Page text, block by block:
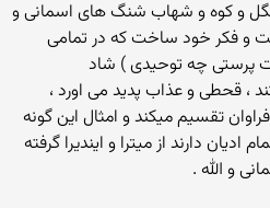
و کوه و شهاب شنگ های اسمانی و
و فکر خود ساخت که در تمامی
پرستی چه توحیدی ) شاد
، قحطی و عذاب پدید می اورد ،
تقسیم میکند و امثال این گونه
دارند از میترا و ایندیرا گرفته
و الله .